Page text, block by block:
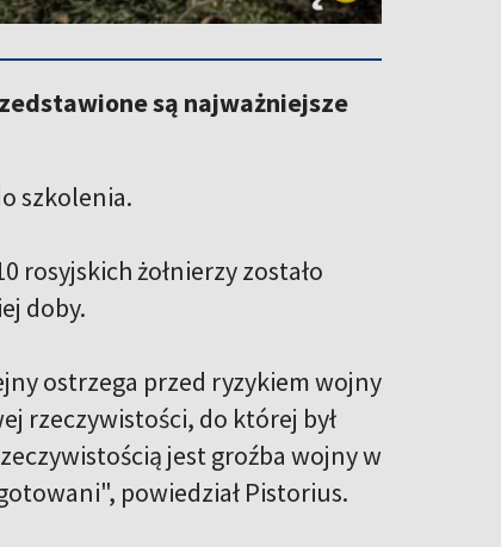
są najważniejsze
szkolenia.
rosyjskich żołnierzy zostało
doby.
ostrzega przed ryzykiem wojny
rzeczywistości, do której był
jest groźba wojny w
powiedział Pistorius.